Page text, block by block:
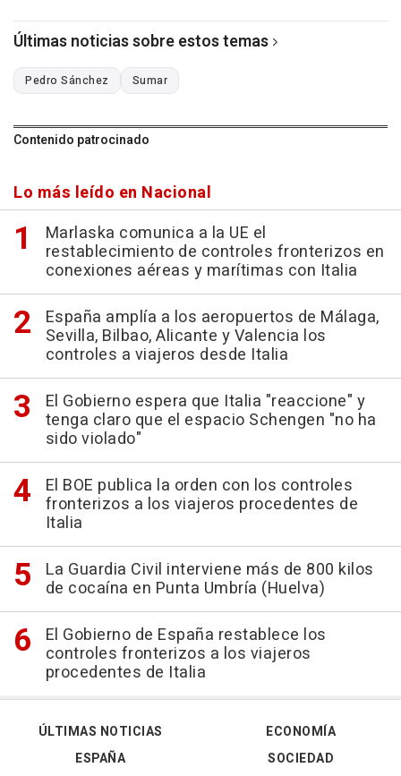
Últimas noticias sobre estos temas
Pedro Sánchez Sumar
Contenido patrocinado
Lo más leído en Nacional
Marlaska comunica a la UE el
restablecimiento de controles fronterizos en
conexiones aéreas y marítimas con Italia
España amplía a los aeropuertos de Málaga,
Sevilla, Bilbao, Alicante y Valencia los
controles a viajeros desde Italia
El Gobierno espera que Italia "reaccione" y
tenga claro que el espacio Schengen "no ha
sido violado"
El BOE publica la orden con los controles
fronterizos a los viajeros procedentes de
Italia
La Guardia Civil interviene más de 800 kilos
de cocaína en Punta Umbría (Huelva)
El Gobierno de España restablece los
controles fronterizos a los viajeros
procedentes de Italia
ÚLTIMAS NOTICIAS
ESPAÑA
ECONOMÍA
SOCIEDAD